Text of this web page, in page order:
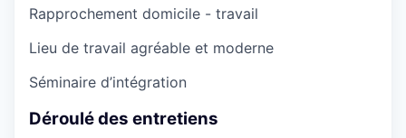
Rapprochement domicile - travail
Lieu de travail agréable et moderne
Séminaire d’intégration
Déroulé des entretiens